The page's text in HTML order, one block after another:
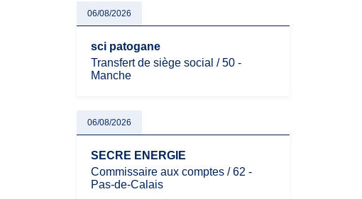
06/08/2026
sci patogane
Transfert de siège social / 50 -
Manche
06/08/2026
SECRE ENERGIE
Commissaire aux comptes / 62 -
Pas-de-Calais